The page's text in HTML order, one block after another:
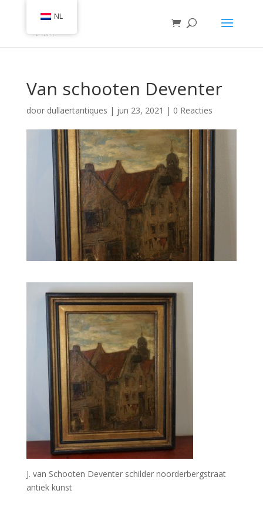
Van schooten Deventer
door dullaertantiques | jun 23, 2021 | 0 Reacties
J. van Schooten Deventer schilder noorderbergstraat
antiek kunst
NL